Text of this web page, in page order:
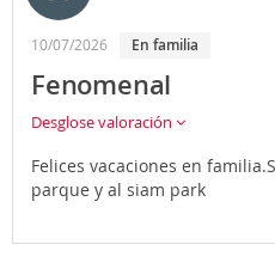
10/07/2026 En familia
Fenomenal
Desglose valoración
Felices vacaciones en
parque y al siam park